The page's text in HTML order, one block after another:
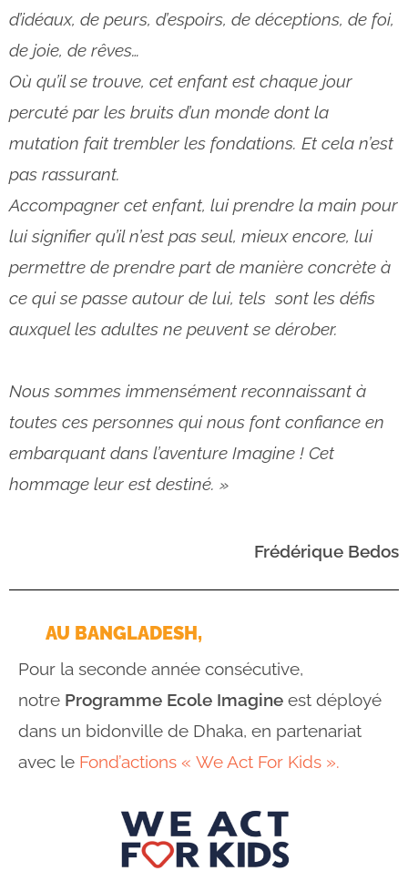
d’idéaux, de peurs, d’espoirs, de déceptions, de foi,
de joie, de rêves…
Où qu’il se trouve, cet enfant est chaque jour
percuté par les bruits d’un monde dont la
mutation fait trembler les fondations. Et cela n’est
pas rassurant.
Accompagner cet enfant, lui prendre la main pour
lui signifier qu’il n’est pas seul, mieux encore, lui
permettre de prendre part de manière concrète à
ce qui se passe autour de lui, tels sont les défis
auxquel les adultes ne peuvent se dérober.
Nous sommes immensément reconnaissant à
toutes ces personnes qui nous font confiance en
embarquant dans l’aventure Imagine ! Cet
hommage leur est destiné. »
Frédérique Bedos
AU BANGLADESH,
Pour la seconde année consécutive,
notre Programme Ecole Imagine est déployé
dans un bidonville de Dhaka, en partenariat
avec le Fond’actions « We Act For Kids ».